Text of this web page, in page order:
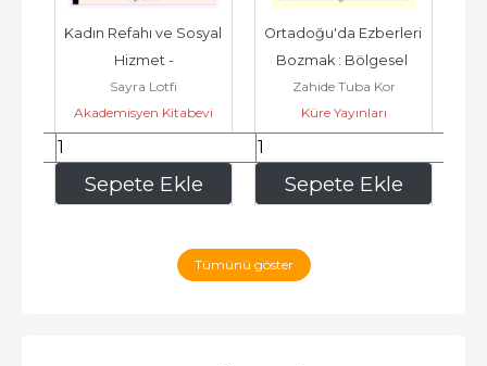
Sepete Ekle
Kadın Refahı ve Sosyal
Hizmet -
Sayra Lotfi
Akademisyen Kitabevi
630,00 Sepete Ekle
Ortadoğu'da Ezberleri
Bozmak : Bölgesel
Analiz Nasıl Yapılmalı -
Zahide Tuba Kor
Küre Yayınları
405,00
Tümünü göster